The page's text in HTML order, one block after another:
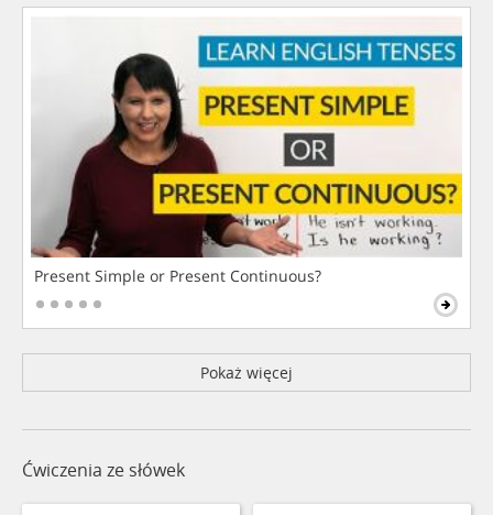
Present Simple or Present Continuous?
Pokaż więcej
Ćwiczenia ze słówek